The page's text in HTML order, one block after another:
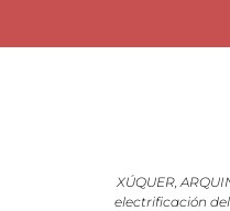
XÚQUER,
electrificación